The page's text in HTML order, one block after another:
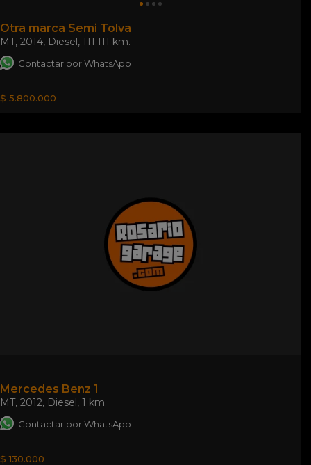
Otra marca Semi Tolva
MT, 2014, Diesel, 111.111 km.
Contactar por WhatsApp
$ 5.800.000
Mercedes Benz 1
MT, 2012, Diesel, 1 km.
Contactar por WhatsApp
$ 130.000